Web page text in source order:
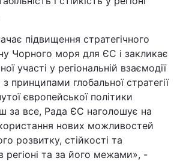
підвищення стратегічного
Чорного моря для ЄС і закликає
участі у регіональній взаємодії
з принципами глобальної стратегії
європейської політики
за все, Рада ЄС наголошує на
нових можливостей
розвитку, стійкості та
регіоні та за його межами», -